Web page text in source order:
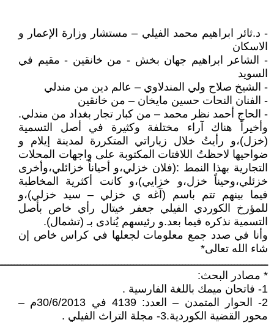
- د.ثائر ابراهيم محمد الفيلي – مستشار وزارة الإعمار و
الاسكان
- الشاعر ابراهيم جهان بخش - من خانقين - مقيم في
السويد
- الشيخ صلاح ولي المندلاوي – عالم دين من مندلي
- الفنان النحات حسين مايخان – من خانقين
- الحاج أحمد نظر محمد – من كبار تجار بغداد من مندلي.
وأخيراً هناك آراء مختلفة وكثيرة في أصل التسمية
(خزل)،و رأيتُ خلال زياراتي المتكررة لمدينة إيلام و
ضواحيها لاحظتُ اللافتات المكتوبة على واجهات المحلات
التجارية بهذا النمط :(فلان خزلي،و أحياناً خزائلي،وأخرى
خزئلي،وحيناً خزل،و خزايي)،و كانت أكثرية المخاطبة
فيما بينهم تتم باسم (آغه ي خزلي – سيد خزلي)،و
للمؤرخ الكوردي الفيلي جعفر خيتال رأي خاص بأصل
التسمية نذكره فيما بعد.و رئيسهم يُنادى بـ (تشمال).
وأنا في صدد جمع معلومات لجعلها في كراس خاص إن
شاء الله تعالى*
* مصادر البحث:
1- فاتحان ميمك باللغة الفارسية .
2- الحوار المتمدن – العدد: 4139 في 30/6/2013م –
محور القضية الكوردية.3- مجلة التراث الفيلي .